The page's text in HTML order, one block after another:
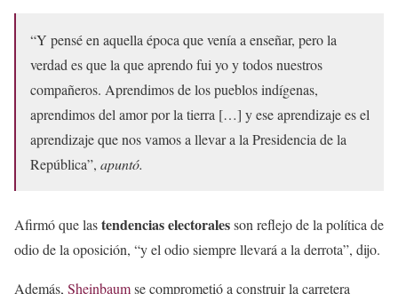
“Y pensé en aquella época que venía a enseñar, pero la
verdad es que la que aprendo fui yo y todos nuestros
compañeros. Aprendimos de los pueblos indígenas,
aprendimos del amor por la tierra […] y ese aprendizaje es el
aprendizaje que nos vamos a llevar a la Presidencia de la
República”, apuntó.
Afirmó que lastendencias electoralesson reflejo de la política de
odio de la oposición, “y el odio siempre llevará a la derrota”, dijo.
Además, Sheinbaumse comprometió a construir la carretera